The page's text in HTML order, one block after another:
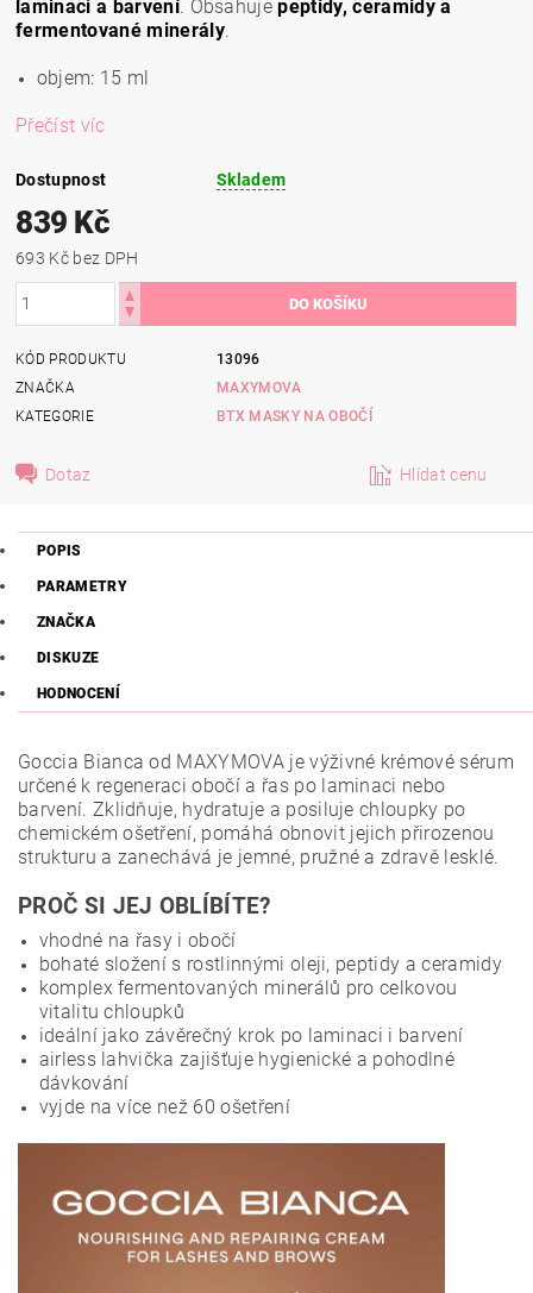
laminaci a barvení. Obsahuje peptidy, ceramidy a
fermentované minerály.
objem: 15 ml
Přečíst víc
Dostupnost Skladem
839 Kč
693 Kč bez DPH
KÓD PRODUKTU
13096
ZNAČKA
MAXYMOVA
KATEGORIE
BTX MASKY NA OBOČÍ
Dotaz Hlídat cenu
POPIS
PARAMETRY
ZNAČKA
DISKUZE
HODNOCENÍ
Goccia Bianca od MAXYMOVA je výživné krémové sérum
určené k regeneraci obočí a řas po laminaci nebo
barvení. Zklidňuje, hydratuje a posiluje chloupky po
chemickém ošetření, pomáhá obnovit jejich přirozenou
strukturu a zanechává je jemné, pružné a zdravě lesklé.
PROČ SI JEJ OBLÍBÍTE?
vhodné na řasy i obočí
bohaté složení s rostlinnými oleji, peptidy a ceramidy
komplex fermentovaných minerálů pro celkovou
vitalitu chloupků
ideální jako závěrečný krok po laminaci i barvení
airless lahvička zajišťuje hygienické a pohodlné
dávkování
vyjde na více než 60 ošetření